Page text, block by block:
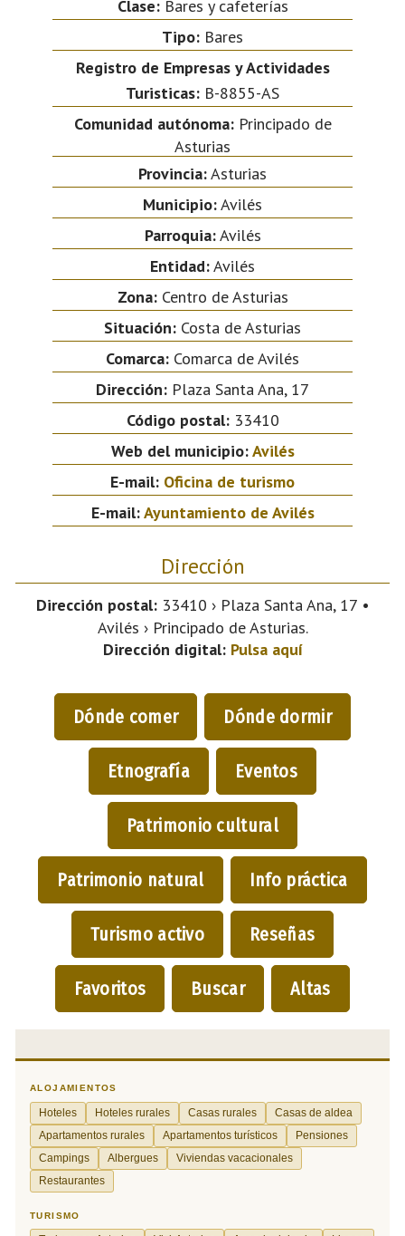
Clase:Bares y cafeterías
Tipo: Bares
Registro de Empresas y Actividades
Turisticas: B-8855-AS
Comunidad autónoma:Principado de
Asturias
Provincia:Asturias
Municipio:Avilés
Parroquia:Avilés
Entidad:Avilés
Zona:Centro de Asturias
Situación: Costa de Asturias
Comarca: Comarca de Avilés
Dirección: Plaza Santa Ana, 17
Código postal:33410
Web del municipio:Avilés
E-mail: Oficina de turismo
E-mail:Ayuntamiento de Avilés
Dirección
Dirección postal:33410 › Plaza Santa Ana, 17 •
Avilés › Principado de Asturias.
Dirección digital: Pulsa aquí
Dónde comer Dónde dormir
Etnografía Eventos
Patrimonio cultural
Patrimonio natural Info práctica
Turismo activo Reseñas
Favoritos Buscar Altas